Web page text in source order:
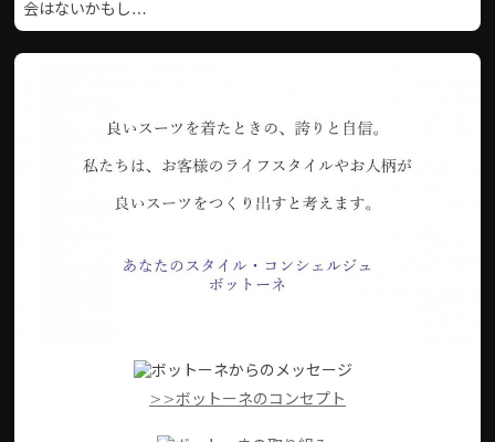
会はないかもし…
>>ボットーネのコンセプト